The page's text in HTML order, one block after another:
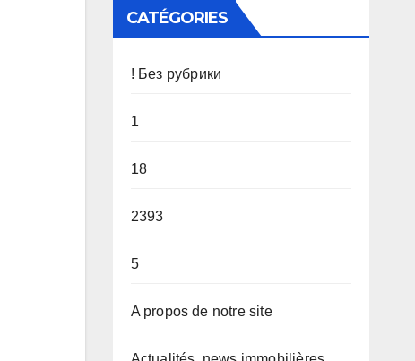
CATÉGORIES
! Без рубрики
1
18
2393
5
A propos de notre site